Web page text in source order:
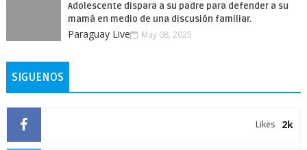
Adolescente dispara a su padre para defender a su
mamá en medio de una discusión familiar.
Paraguay Live May 08, 2025
SIGUENOS
2k
Likes